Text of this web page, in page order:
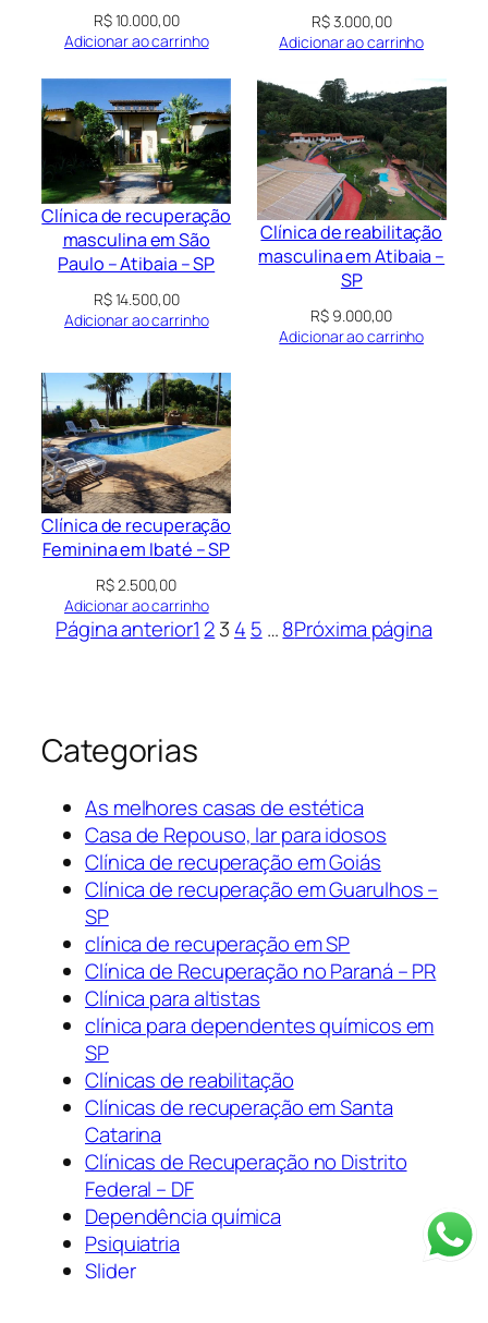
R$10.000,00
Adicionar ao carrinho
R$3.000,00
Adicionar ao carrinho
Clínica de recuperação
masculina em São
Paulo – Atibaia – SP
R$14.500,00
Adicionar ao carrinho
Clínica de reabilitação
masculina em Atibaia –
SP
R$ 9.000,00
Adicionar ao carrinho
Clínica de recuperação
Feminina em Ibaté – SP
R$2.500,00
Adicionar ao carrinho
Página anterior1 23 4 5 …8Próxima página
Categorias
As melhores casas de estética
Casa de Repouso, lar para idosos
Clínica de recuperação em Goiás
Clínica de recuperação em Guarulhos –
SP
clínica de recuperação em SP
Clínica de Recuperação no Paraná – PR
Clínica para altistas
clínica para dependentes químicos em
SP
Clínicas de reabilitação
Clínicas de recuperação em Santa
Catarina
Clínicas de Recuperação no Distrito
Federal – DF
Dependência química
Psiquiatria
Slider